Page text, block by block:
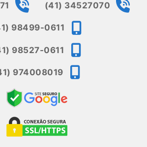
(41) 34527070
98499-0611
98527-0611
974008019